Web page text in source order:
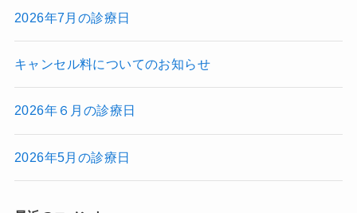
2026年7月の診療日
キャンセル料についてのお知らせ
2026年６月の診療日
2026年5月の診療日